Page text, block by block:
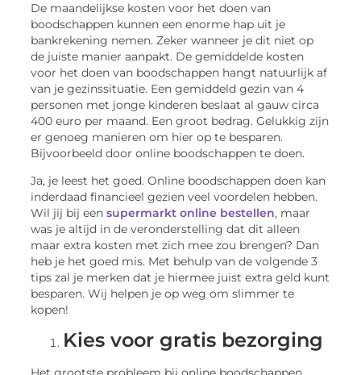
De maandelijkse kosten voor het doen van
boodschappen kunnen een enorme hap uit je
bankrekening nemen. Zeker wanneer je dit niet op
de juiste manier aanpakt. De gemiddelde kosten
voor het doen van boodschappen hangt natuurlijk af
van je gezinssituatie. Een gemiddeld gezin van 4
personen met jonge kinderen beslaat al gauw circa
400 euro per maand. Een groot bedrag. Gelukkig zijn
er genoeg manieren om hier op te besparen.
Bijvoorbeeld door online boodschappen te doen.
Ja, je leest het goed. Online boodschappen doen kan
inderdaad financieel gezien veel voordelen hebben.
Wil jij bij eensupermarkt online bestellen, maar
was je altijd in de veronderstelling dat dit alleen
maar extra kosten met zich mee zou brengen? Dan
heb je het goed mis. Met behulp van de volgende 3
tips zal je merken dat je hiermee juist extra geld kunt
besparen. Wij helpen je op weg om slimmer te
kopen!
Kies voor gratis bezorging